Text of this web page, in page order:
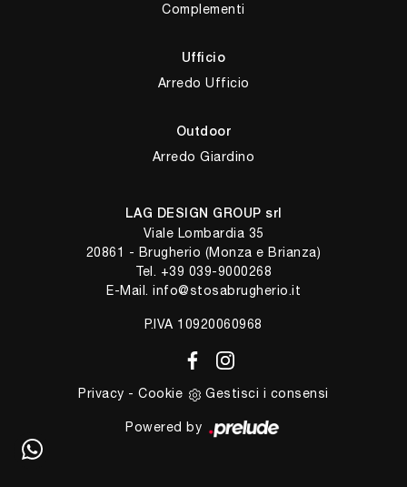
Complementi
Ufficio
Arredo Ufficio
Outdoor
Arredo Giardino
LAG DESIGN GROUP srl
Viale Lombardia 35
20861 - Brugherio (Monza e Brianza)
Tel. +39 039-9000268
E-Mail. info@stosabrugherio.it
P.IVA 10920060968
Privacy -Cookie Gestisci i consensi
Powered by